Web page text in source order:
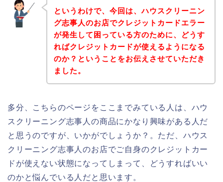
というわけで、今回は、ハウスクリーニン
グ志事人のお店でクレジットカードエラー
が発生して困っている方のために、どうす
ればクレジットカードが使えるようになる
のか？ということをお伝えさせていただき
ました。
多分、こちらのページをここまでみている人は、ハウ
スクリーニング志事人の商品にかなり興味がある人だ
と思うのですが、いかがでしょうか？。ただ、ハウス
クリーニング志事人のお店でご自身のクレジットカー
ドが使えない状態になってしまって、どうすればいい
のかと悩んでいる人だと思います。